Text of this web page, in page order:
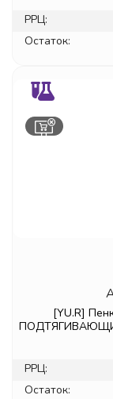
РРЦ:
Остаток:
[YU.R]
РРЦ:
Остаток: